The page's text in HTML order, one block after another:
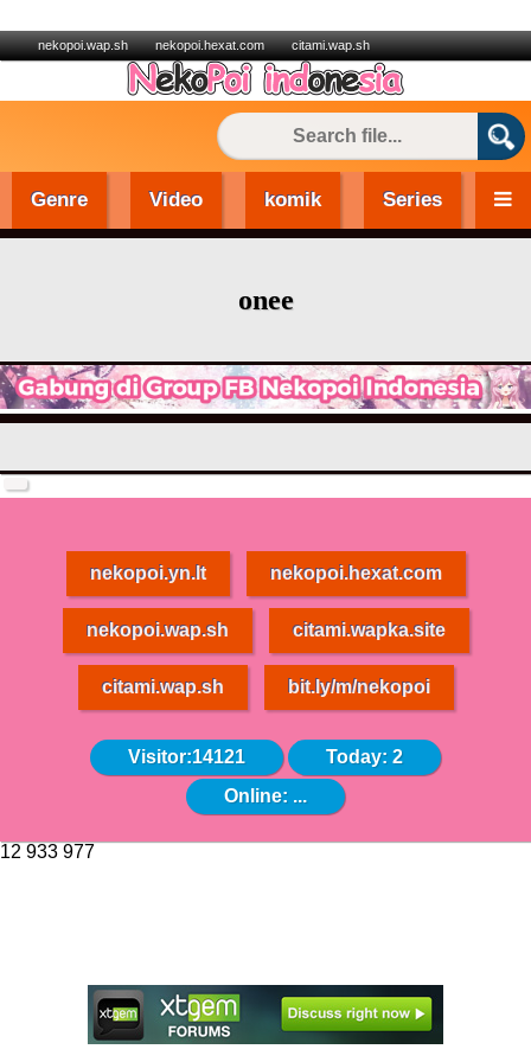
nekopoi.wap.sh nekopoi.hexat.com citami.wap.sh
Genre Video komik Series
onee
nekopoi.yn.lt nekopoi.hexat.com
nekopoi.wap.sh citami.wapka.site
citami.wap.sh bit.ly/m/nekopoi
Visitor:14121
Today: 2
Online: ...
12 933 977